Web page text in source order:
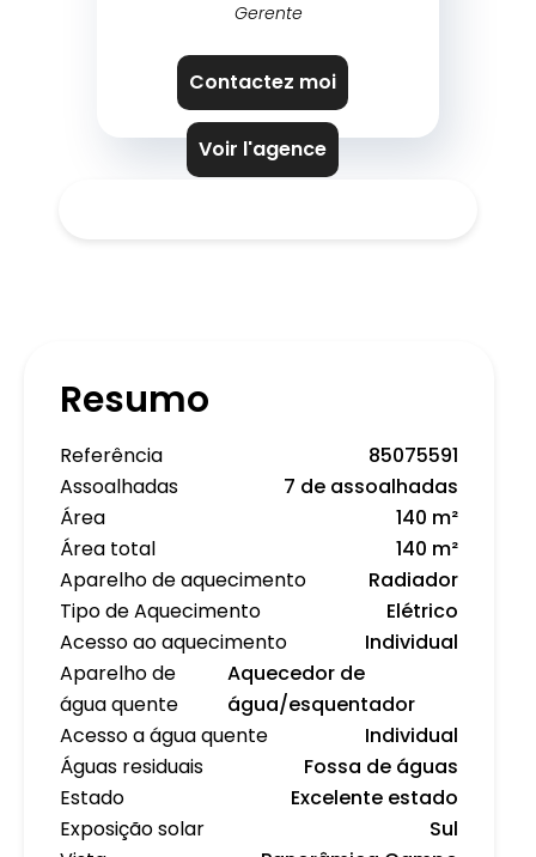
Gerente
Contactez moi
Voir l'agence
Resumo
Referência
85075591
Assoalhadas
7 de assoalhadas
Área
140 m²
Área total
140 m²
Aparelho de aquecimento
Radiador
Tipo de Aquecimento
Elétrico
Acesso ao aquecimento
Individual
Aparelho de
água quente
Aquecedor de
água/esquentador
Acesso a água quente
Individual
Águas residuais
Fossa de águas
Estado
Excelente estado
Exposição solar
Sul